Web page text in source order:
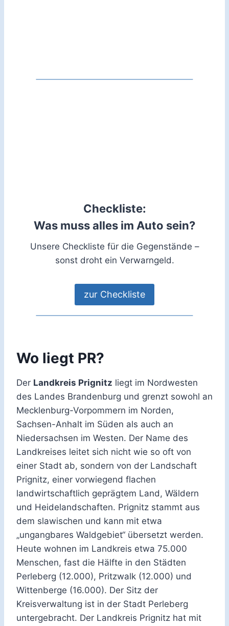
Checkliste:
Was muss alles im Auto sein?
Unsere Checkliste für die Gegenstände –
sonst droht ein Verwarngeld.
zur Checkliste
Wo liegt PR?
Der Landkreis Prignitz liegt im Nordwesten
des Landes Brandenburg und grenzt sowohl an
Mecklenburg-Vorpommern im Norden,
Sachsen-Anhalt im Süden als auch an
Niedersachsen im Westen. Der Name des
Landkreises leitet sich nicht wie so oft von
einer Stadt ab, sondern von der Landschaft
Prignitz, einer vorwiegend flachen
landwirtschaftlich geprägtem Land, Wäldern
und Heidelandschaften. Prignitz stammt aus
dem slawischen und kann mit etwa
„ungangbares Waldgebiet“ übersetzt werden.
Heute wohnen im Landkreis etwa 75.000
Menschen, fast die Hälfte in den Städten
Perleberg (12.000), Pritzwalk (12.000) und
Wittenberge (16.000). Der Sitz der
Kreisverwaltung ist in der Stadt Perleberg
untergebracht. Der Landkreis Prignitz hat mit